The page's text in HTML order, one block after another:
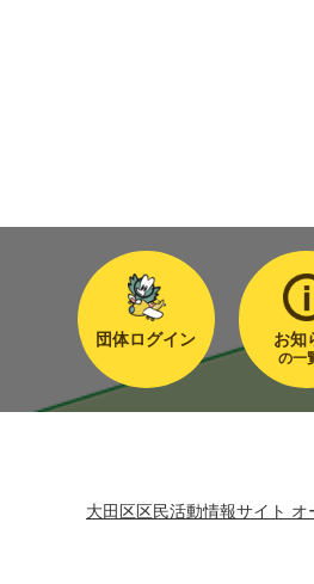
団体ログイン お知
の一
大田区区民活動情報サイト オ